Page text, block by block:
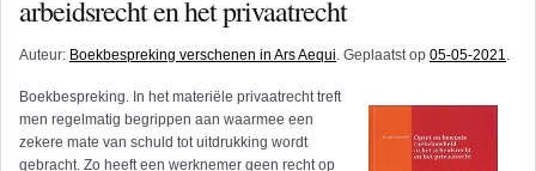
arbeidsrecht en het privaatrecht
Auteur: Boekbespreking verschenen in Ars Aequi. Geplaatst op 05-05-2021.
Boekbespreking. In het materiële privaatrecht treft
men regelmatig begrippen aan waarmee een
zekere mate van schuld tot uitdrukking wordt
gebracht. Zo heeft een werknemer geen recht op